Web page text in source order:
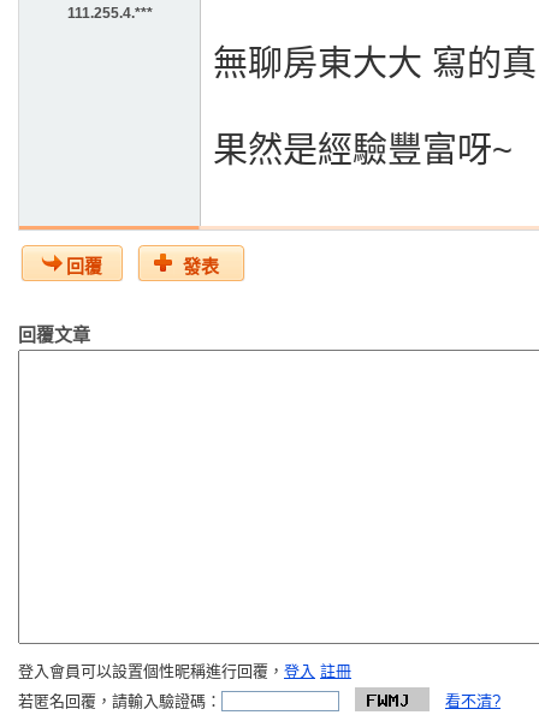
111.255.4.***
無聊房東大大 寫的
果然是經驗豐富呀~
回覆 發表
回覆文章
登入會員可以設置個性昵稱進行回覆， 登入 註冊
若匿名回覆，請輸入驗證碼：
看不清?